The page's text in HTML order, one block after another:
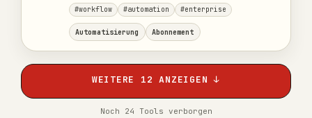
#workflow #automation #enterprise
Automatisierung Abonnement
WEITERE 12 ANZEIGEN ↓
Noch 24 Tools verborgen